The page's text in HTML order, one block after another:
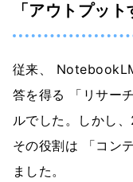
「アウトプッ
従来、
答を得る 「リサー
ルでした。しかし
その役割は 「コン
ました。